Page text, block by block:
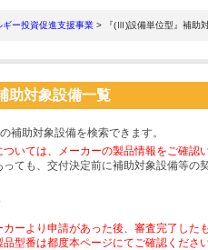
ー投資促進支援事業 > 『(Ⅲ)設備単位型』補助
助対象設備一覧
補助対象設備を検索できます。
いては、メーカーの製品情報をご確認
ても、交付決定前に補助対象設備等の
ーより申請があった後、審査完了した
品型番は都度本ページにてご確認くださ